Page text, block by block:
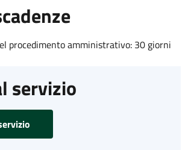
procedimento amministrativo: 30 giorni
servizio